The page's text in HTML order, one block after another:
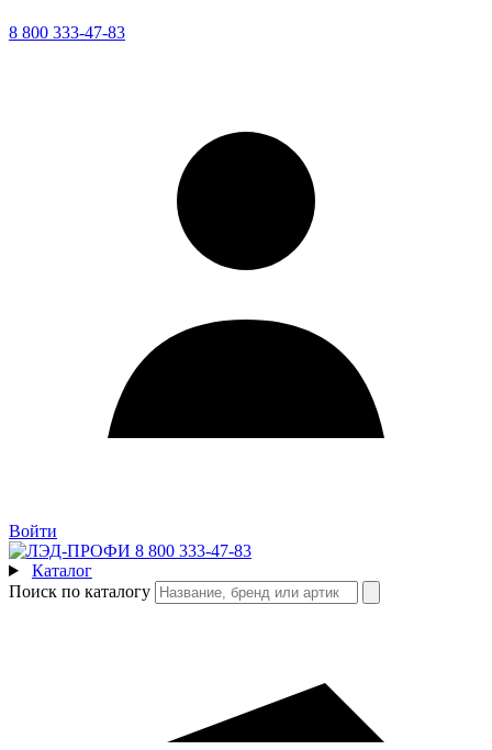
8 800 333-47-83
Войти
8 800 333-47-83
Каталог
Поиск по каталогу